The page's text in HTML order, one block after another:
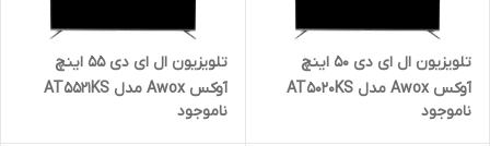
تلویزیون ال ای دی 50 اینچ
آوکس Awox مدل AT5020KS
ناموجود
تلویزیون ال ای دی 55 اینچ
آوکس Awox مدل AT5521KS
ناموجود